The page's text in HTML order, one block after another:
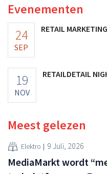
Evenementen
24
SEP
RETAIL
19
NOV
RETAILDETAIL
Meest gelezen
Elektro 9 Juli, 2026
MediaMarkt wordt